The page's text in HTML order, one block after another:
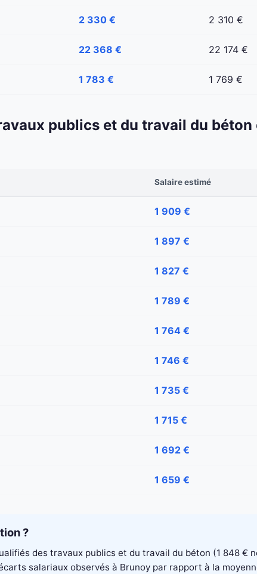
2 330 € 2 310 €
22 368 € 22 174 €
1 783 € 1 769 €
publics et du travail du béton
Salaire estimé
1 909 €
1 897 €
1 827 €
1 789 €
1 764 €
1 746 €
1 735 €
1 715 €
1 692 €
1 659 €
?
des travaux publics et du travail du béton (1 848 €
salariaux observés à Brunoy par rapport à la